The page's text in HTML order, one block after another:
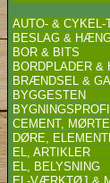
AUTO- &
BESLAG &
BOR & BITS
BORDPLADER &
BRÆNDSEL &
BYGGESTEN
CEMENT,
DØRE,
EL, ARTIKLER
EL, BELYSNING